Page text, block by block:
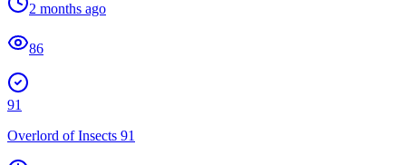
2 months ago
86
91
Overlord of Insects 91